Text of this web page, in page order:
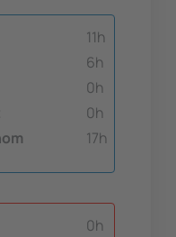
11h
6h
0h
0h
17h
0h